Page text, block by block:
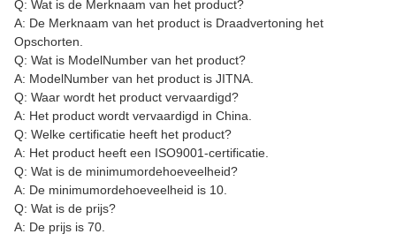
Q: Wat is de Merknaam van het product?
A: De Merknaam van het product is Draadvertoning het
Opschorten.
Q: Wat is ModelNumber van het product?
A: ModelNumber van het product is JITNA.
Q: Waar wordt het product vervaardigd?
A: Het product wordt vervaardigd in China.
Q: Welke certificatie heeft het product?
A: Het product heeft een ISO9001-certificatie.
Q: Wat is de minimumordehoeveelheid?
A: De minimumordehoeveelheid is 10.
Q: Wat is de prijs?
A: De prijs is 70.